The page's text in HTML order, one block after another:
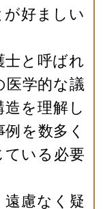
好ましい
士と呼ばれ
医学的な議
を理解し
を数多く
ている必要
慮なく疑